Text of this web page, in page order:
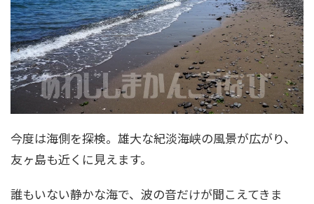
今度は海側を探検。雄大な紀淡海峡の風景が広がり、
友ヶ島も近くに見えます。
誰もいない静かな海で、波の音だけが聞こえてきま